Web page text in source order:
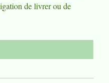
de livrer ou de